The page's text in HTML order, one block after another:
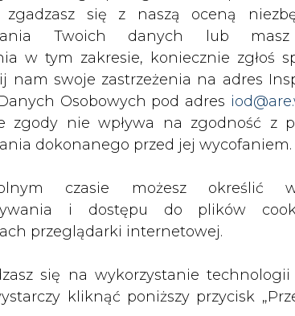
się z naszą oceną
Twoich danych lub
w tym zakresie, koniecznie zgłoś
nam swoje zastrzeżenia na adres
Osobowych pod adres
zgody nie wpływa na zgodność z
dokonanego przed jej wycofaniem.
czasie możesz określić
i dostępu do plików
przeglądarki internetowej.
się na wykorzystanie
kliknąć poniższy przycisk
nie jest zawrotna, w ciągu
odbywały się już w latach 80. XX
Holandii. W holenderskich
W 2012 roku zajęli oni w tych
godzinnym dziennym dystansie.
dopuszczone do startu w
zarówno techniczne jak i
jednostki może kosztować